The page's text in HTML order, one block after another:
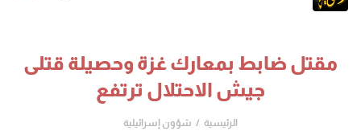
مقتل ضابط بمعارك غزة وحصيلة قتلى
جيش الاحتلال ترتفع
الرئيسية شؤون إسرائيلية